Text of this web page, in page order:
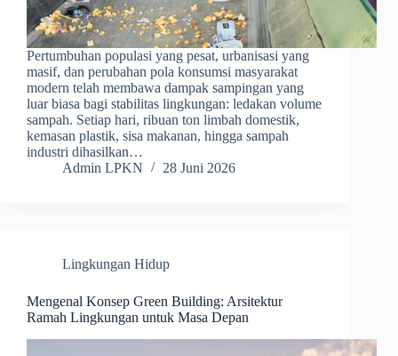
Pertumbuhan populasi yang pesat, urbanisasi yang
masif, dan perubahan pola konsumsi masyarakat
modern telah membawa dampak sampingan yang
luar biasa bagi stabilitas lingkungan: ledakan volume
sampah. Setiap hari, ribuan ton limbah domestik,
kemasan plastik, sisa makanan, hingga sampah
industri dihasilkan…
Admin LPKN
28 Juni 2026
Lingkungan Hidup
Mengenal Konsep Green Building: Arsitektur
Ramah Lingkungan untuk Masa Depan